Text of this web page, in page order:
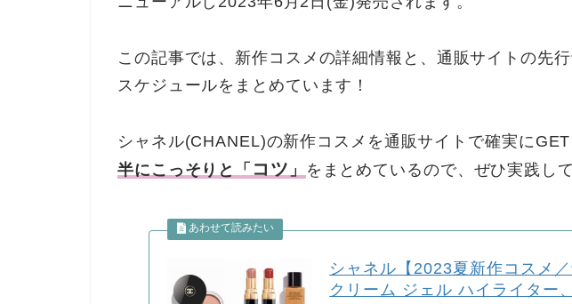
この記事では、新作コスメの詳細情報と、通販サイトの先
スケジュールをまとめています！
シャネル(CHANEL)の新作コスメを通販サイトで確実にGET
半にこっそりと「 コツ 」 をまとめているので、ぜひ実践し
シャネル【2023夏新作コスメ
クリーム ジェル ハイライター